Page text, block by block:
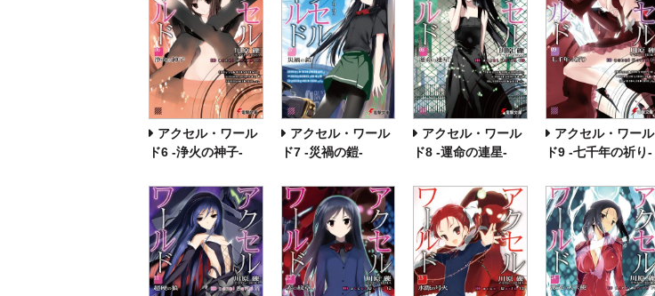
アクセル・ワール
ド6 ‐浄火の神子‐
アクセル・ワール
ド7 ‐災禍の鎧‐
アクセル・ワール
ド8 ‐運命の連星‐
アクセル・ワール
ド9 ‐七千年の祈り‐